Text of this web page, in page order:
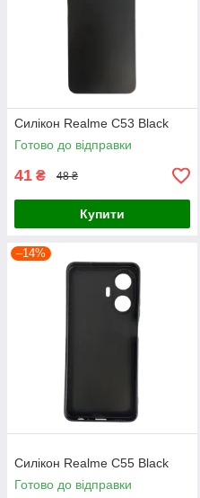
Силікон Realme C53 Black
Готово до відправки
41 ₴ 48 ₴
Купити
–14%
Силікон Realme C55 Black
Готово до відправки